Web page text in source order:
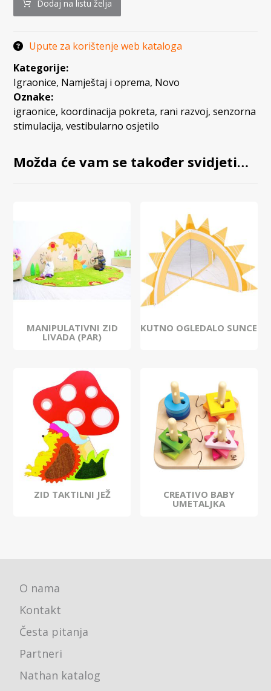
Dodaj na listu želja
Upute za korištenje web kataloga
Kategorije:
Igraonice, Namještaj i oprema, Novo
Oznake:
igraonice, koordinacija pokreta, rani razvoj,senzorna
stimulacija,vestibularno osjetilo
Možda će vam se također svidjeti…
MANIPULATIVNI ZID
LIVADA (PAR)
KUTNO OGLEDALO SUNCE
ZID TAKTILNI JEŽ CREATIVO BABY
UMETALJKA
O nama
Kontakt
Česta pitanja
Partneri
Nathan katalog